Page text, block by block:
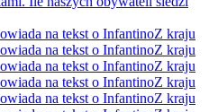
na tekst o InfantinoZ kraju
na tekst o InfantinoZ kraju
na tekst o InfantinoZ kraju
na tekst o InfantinoZ kraju
na tekst o InfantinoZ kraju